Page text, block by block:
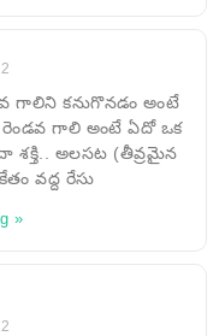
గాలిని కనుగొనడం అంటే
రెండవ గాలి అంటే ఏదో ఒక
శక్తి.. అలసట (తీవ్రమైన
వద్ద రేసు
»